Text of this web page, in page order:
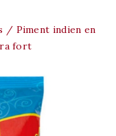
Piment indien en
fort